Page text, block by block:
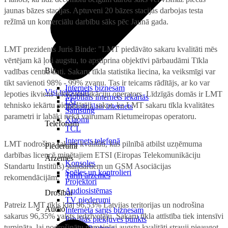
Birojam
Internets biznesam
Mobilais internets iekārtās
Industriālais internets
Telefonam
Internets telefonā
Ārzemēs
Tarifi ārzemēs
Drošībai
Interneta sargs biznesam
Privātās piekļuves punkts
Visi televizori
LG
Samsung
Xiaomi
TCL
Piederumi
Konsoles
Spēles un kontrolieri
Projektori
Audiosistēmas
TV piederumi
Audio
jaunas bāzes stacijas. Aptuveni 20 bāzes stacijas darbojas testa
režīmā un komerciālu darbību sāks pēc Jaunā gada.
LMT prezidents Juris Binde: "LMT piedāvāto sakaru kvalitāti mēs
vērtējam kā ļoti augstu, to apstiprina objektīvi pārbaudāmi Tīkla
vadības centra dati. Sakaru tīkla statistika liecina, ka veiksmīgi var
tikt savienoti 98% - 99% zvanu. Tas ir teicams rādītājs, ar ko var
lepoties ikviens telekomunikāciju operators. Līdzīgās domās ir LMT
tehnisko iekārtu piegādātāji, sakot, ka LMT sakaru tīkla kvalitātes
parametri ir labāki nekā vairumam Rietumeiropas operatoru.
LMT nodrošina sakaru kvalitāti, kas pilnībā atbilst uzņēmuma
darbības licencē minētajiem ETSI (Eiropas Telekomunikāciju
Standartu Institūts) standartiem un GSM Asociācijas
rekomendācijām.
Patreiz LMT tīkls klāj 96,53% Latvijas teritorijas un nodrošina
sakarus 96,35% valsts iedzīvotāju. Sakaru tīkla attīstība tiek intensīvi